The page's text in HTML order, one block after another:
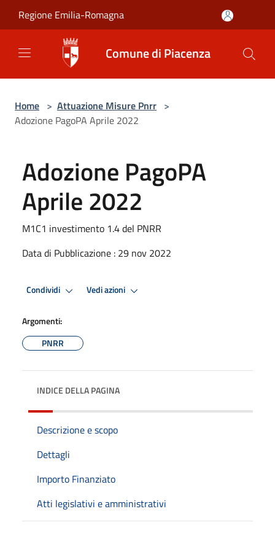
Regione Emilia-Romagna
Comune di Piacenza
Home > Attuazione Misure Pnrr >
Adozione PagoPA Aprile 2022
Adozione PagoPA
Aprile 2022
M1C1 investimento 1.4 del PNRR
Data di Pubblicazione : 29 nov 2022
Condividi Vedi azioni
Argomenti:
PNRR
INDICE DELLA PAGINA
Descrizione e scopo
Dettagli
Importo Finanziato
Atti legislativi e amministrativi